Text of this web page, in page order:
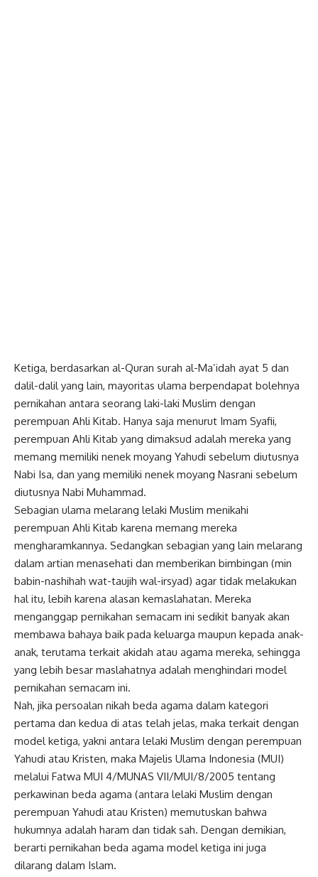
Ketiga, berdasarkan al-Quran surah al-Ma’idah ayat 5 dan
dalil-dalil yang lain, mayoritas ulama berpendapat bolehnya
pernikahan antara seorang laki-laki Muslim dengan
perempuan Ahli Kitab. Hanya saja menurut Imam Syafii,
perempuan Ahli Kitab yang dimaksud adalah mereka yang
memang memiliki nenek moyang Yahudi sebelum diutusnya
Nabi Isa, dan yang memiliki nenek moyang Nasrani sebelum
diutusnya Nabi Muhammad.
Sebagian ulama melarang lelaki Muslim menikahi
perempuan Ahli Kitab karena memang mereka
mengharamkannya. Sedangkan sebagian yang lain melarang
dalam artian menasehati dan memberikan bimbingan (min
babin-nashihah wat-taujih wal-irsyad) agar tidak melakukan
hal itu, lebih karena alasan kemaslahatan. Mereka
menganggap pernikahan semacam ini sedikit banyak akan
membawa bahaya baik pada keluarga maupun kepada anak-
anak, terutama terkait akidah atau agama mereka, sehingga
yang lebih besar maslahatnya adalah menghindari model
pernikahan semacam ini.
Nah, jika persoalan nikah beda agama dalam kategori
pertama dan kedua di atas telah jelas, maka terkait dengan
model ketiga, yakni antara lelaki Muslim dengan perempuan
Yahudi atau Kristen, maka Majelis Ulama Indonesia (MUI)
melalui Fatwa MUI 4/MUNAS VII/MUI/8/2005 tentang
perkawinan beda agama (antara lelaki Muslim dengan
perempuan Yahudi atau Kristen) memutuskan bahwa
hukumnya adalah haram dan tidak sah. Dengan demikian,
berarti pernikahan beda agama model ketiga ini juga
dilarang dalam Islam.